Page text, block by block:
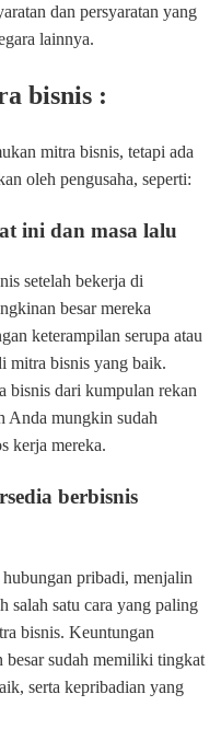
dan persyaratan yang
lainnya.
bisnis :
mitra bisnis, tetapi ada
oleh pengusaha, seperti:
ini dan masa lalu
setelah bekerja di
besar mereka
keterampilan serupa atau
mitra bisnis yang baik.
bisnis dari kumpulan rekan
Anda mungkin sudah
kerja mereka.
berbisnis
pribadi, menjalin
salah satu cara yang paling
bisnis. Keuntungan
besar sudah memiliki tingkat
serta kepribadian yang